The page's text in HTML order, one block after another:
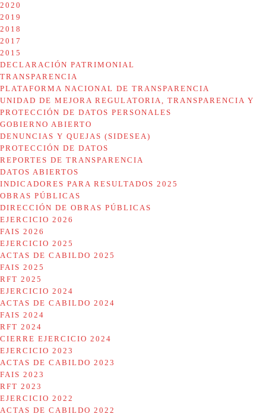
2020
2019
2018
2017
2015
DECLARACIÓN PATRIMONIAL
TRANSPARENCIA
PLATAFORMA NACIONAL DE TRANSPARENCIA
UNIDAD DE MEJORA REGULATORIA, TRANSPARENCIA Y
PROTECCIÓN DE DATOS PERSONALES
GOBIERNO ABIERTO
DENUNCIAS Y QUEJAS (SIDESEA)
PROTECCIÓN DE DATOS
REPORTES DE TRANSPARENCIA
DATOS ABIERTOS
INDICADORES PARA RESULTADOS 2025
OBRAS PÚBLICAS
DIRECCIÓN DE OBRAS PÚBLICAS
EJERCICIO 2026
FAIS 2026
EJERCICIO 2025
ACTAS DE CABILDO 2025
FAIS 2025
RFT 2025
EJERCICIO 2024
ACTAS DE CABILDO 2024
FAIS 2024
RFT 2024
CIERRE EJERCICIO 2024
EJERCICIO 2023
ACTAS DE CABILDO 2023
FAIS 2023
RFT 2023
EJERCICIO 2022
ACTAS DE CABILDO 2022